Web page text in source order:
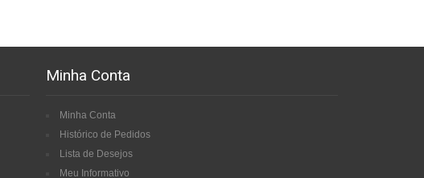
Minha Conta
Minha Conta
Histórico de Pedidos
Lista de Desejos
Meu Informativo